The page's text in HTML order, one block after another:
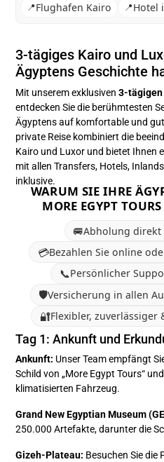
📍Flughafen Kairo 📍Hotel
3-tägiges Kairo und
Ägyptens Geschichte
Mit unserem exklusiven 3-tägigen
entdecken Sie die berühmtesten
Ägyptens auf komfortable und
private Reise kombiniert die
Kairo und Luxor und bietet Ihnen
mit allen Transfers, Hotels,
inklusive.
WARUM SIE IHRE
MORE EGYPT
🚐Abholung direkt
💳Bezahlen Sie online
📞Persönlicher
🛡️Versicherung in allen
🔐Flexibler, zuverlässiger
Tag 1: Ankunft und
Ankunft: Unser Team empfängt
Schild von „More Egypt Tours“
klimatisierten Fahrzeug.
Grand New Egyptian Museum
250.000 Artefakte, darunter die
Gizeh-Plateau: Besuchen Sie die